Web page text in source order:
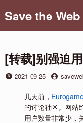
toSave the
[转载]别强迫
Posted
2021-09-25 by
几天前，
的讨论社区。网站
用户数量非常少，